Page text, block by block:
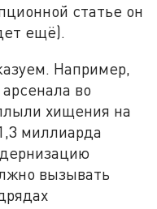
статье он
ещё).
Например,
во
хищения на
миллиарда
вызывать